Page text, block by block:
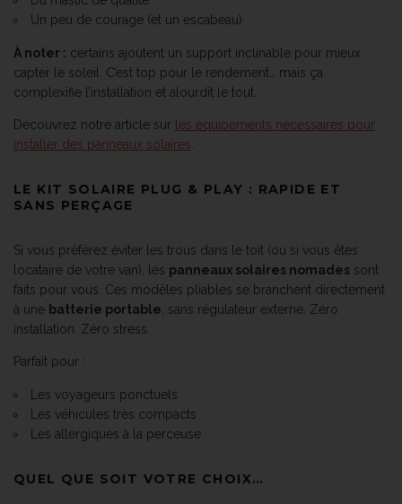
Un peu de courage (et un escabeau)
À noter : certains ajoutent un support inclinable pour mieux
capter le soleil. C’est top pour le rendement… mais ça
complexifie l’installation et alourdit le tout.
Découvrez notre article sur les équipements nécessaires pour
installer des panneaux solaires
LE KIT SOLAIRE PLUG & PLAY : RAPIDE ET
SANS PERÇAGE
Si vous préférez éviter les trous dans le toit (ou si vous êtes
locataire de votre van), les panneaux solaires nomades sont
faits pour vous. Ces modèles pliables se branchent directement
à une batterie portable , sans régulateur externe. Zéro
installation. Zéro stress.
Parfait pour :
Les voyageurs ponctuels
Les véhicules très compacts
Les allergiques à la perceuse
QUEL QUE SOIT VOTRE CHOIX…